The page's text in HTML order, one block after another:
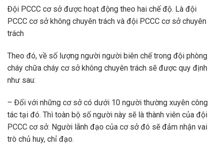
Đội PCCC cơ sở được hoạt động theo hai chế độ. Là đội
PCCC cơ sở không chuyên trách và đội PCCC cơ sở chuyên
trách
Theo đó, về số lượng người người biên chế trong đội phòng
cháy chữa cháy cơ sở không chuyên trách sẽ được quy định
như sau:
– Đối với những cơ sở có dưới 10 người thường xuyên công
tác tại đó. Thì toàn bộ số người này sẽ là thành viên của đội
PCCC cơ sở. Người lãnh đạo của cơ sở đó sẽ đảm nhận vai
trò chủ huy, chỉ đạo.